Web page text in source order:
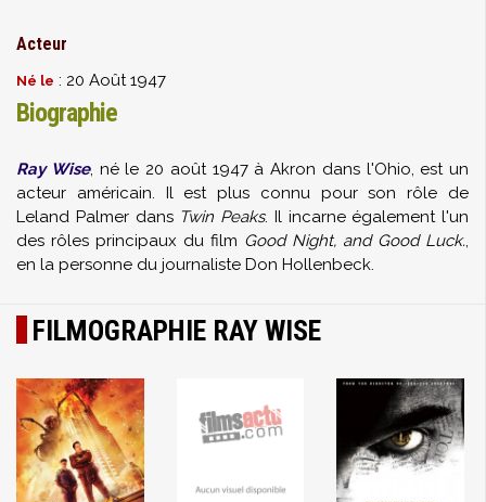
Acteur
Né le : 20 Août 1947
Biographie
Ray Wise, né le 20 août 1947 à Akron dans l'Ohio, est un
acteur américain. Il est plus connu pour son rôle de
Leland Palmerdans Twin Peaks. Il incarne également l'un
des rôles principaux du film Good Night, and Good Luck.,
en la personne du journaliste Don Hollenbeck.
FILMOGRAPHIE RAY WISE